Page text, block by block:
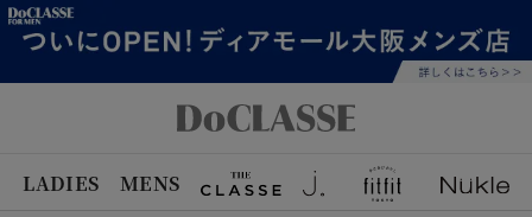
LADIES MENS